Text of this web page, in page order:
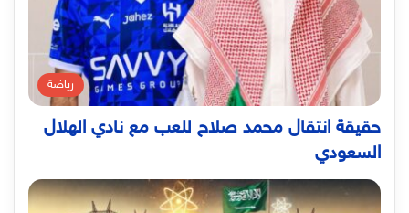
رياضة
حقيقة انتقال محمد صلاح للعب مع نادي الهلال
السعودي